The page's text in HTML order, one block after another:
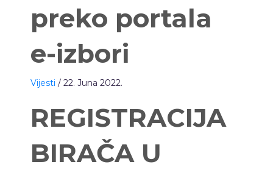
preko portala
e-izbori
Vijesti / 22. Juna 2022.
REGISTRACIJA
BIRAČA U